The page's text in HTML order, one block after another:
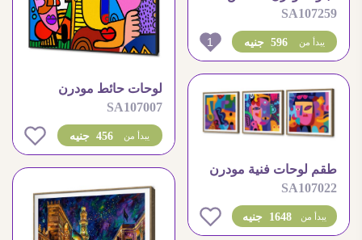
لفتاة بزهور ملونة
SA107259
596 جنيه يبدأ من 1
طقم لوحات فنية مودرن
بتصميم تجريدي وجوه
SA107022
1648 جنيه يبدأ من
لوحات حائط مودرن
بتصميم وجوه تجريدية
ملونة
SA107007
456 جنيه يبدأ من